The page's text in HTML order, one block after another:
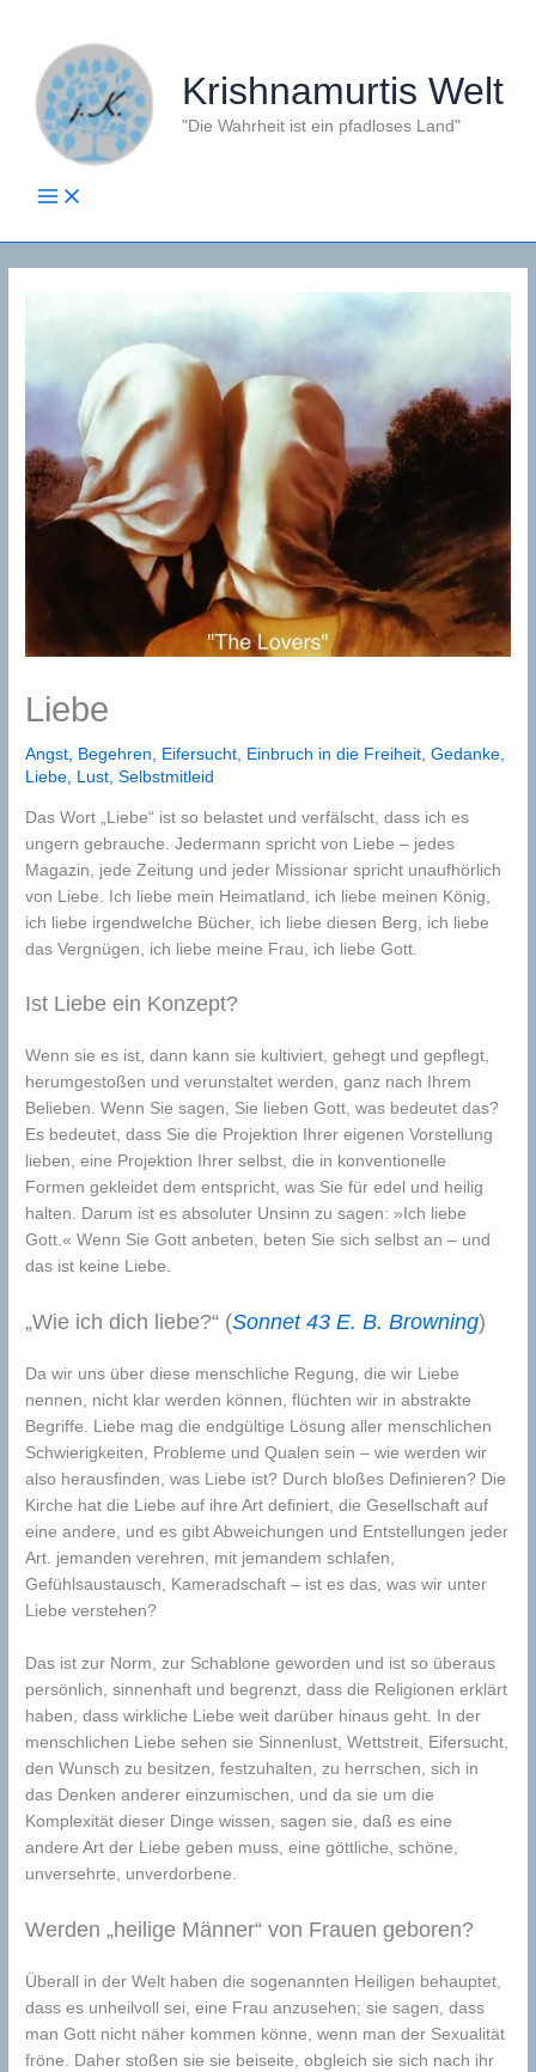
springen
Krishnamurtis Welt
"Die Wahrheit ist ein pfadloses Land"
Liebe
Angst Begehren Eifersucht Einbruch in die Freiheit ,Gedanke
Liebe
Lust ,Selbstmitleid
Das Wort „Liebe“ ist so belastet und verfälscht, dass ich es
ungern gebrauche. Jedermann spricht von Liebe – jedes
Magazin, jede Zeitung und jeder Missionar spricht unaufhörlich
von Liebe. Ich liebe mein Heimatland, ich liebe meinen König,
ich liebe irgendwelche Bücher, ich liebe diesen Berg, ich liebe
das Vergnügen, ich liebe meine Frau, ich liebe Gott.
Ist Liebe ein Konzept?
Wenn sie es ist, dann kann sie kultiviert, gehegt und gepflegt,
herumgestoßen und verunstaltet werden, ganz nach Ihrem
Belieben. Wenn Sie sagen, Sie lieben Gott, was bedeutet das?
Es bedeutet, dass Sie die Projektion Ihrer eigenen Vorstellung
lieben, eine Projektion Ihrer selbst, die in konventionelle
Formen gekleidet dem entspricht, was Sie für edel und heilig
halten. Darum ist es absoluter Unsinn zu sagen: »Ich liebe
Gott.« Wenn Sie Gott anbeten, beten Sie sich selbst an – und
das ist keine Liebe.
„Wie ich dich liebe?“ (Sonnet 43 E. B. Browning)
Da wir uns über diese menschliche Regung, die wir Liebe
nennen, nicht klar werden können, flüchten wir in abstrakte
Begriffe. Liebe mag die endgültige Lösung aller menschlichen
Schwierigkeiten, Probleme und Qualen sein – wie werden wir
also herausfinden, was Liebe ist? Durch bloßes Definieren? Die
Kirche hat die Liebe auf ihre Art definiert, die Gesellschaft auf
eine andere, und es gibt Abweichungen und Entstellungen jeder
Art. jemanden verehren, mit jemandem schlafen,
Gefühlsaustausch, Kameradschaft – ist es das, was wir unter
Liebe verstehen?
Das ist zur Norm, zur Schablone geworden und ist so überaus
persönlich, sinnenhaft und begrenzt, dass die Religionen erklärt
haben, dass wirkliche Liebe weit darüber hinaus geht. In der
menschlichen Liebe sehen sie Sinnenlust, Wettstreit, Eifersucht,
den Wunsch zu besitzen, festzuhalten, zu herrschen, sich in
das Denken anderer einzumischen, und da sie um die
Komplexität dieser Dinge wissen, sagen sie, daß es eine
andere Art der Liebe geben muss, eine göttliche, schöne,
unversehrte, unverdorbene.
Werden „heilige Männer“ von Frauen geboren?
Überall in der Welt haben die sogenannten Heiligen behauptet,
dass es unheilvoll sei, eine Frau anzusehen; sie sagen, dass
man Gott nicht näher kommen könne, wenn man der Sexualität
fröne. Daher stoßen sie sie beiseite, obgleich sie sich nach ihr